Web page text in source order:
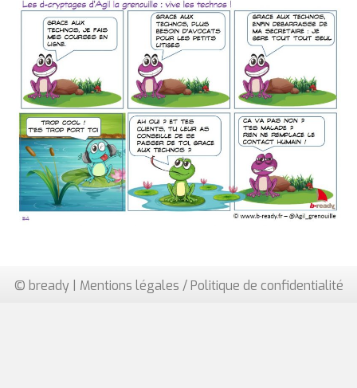
© bready | Mentions légales / Politique de confidentialité